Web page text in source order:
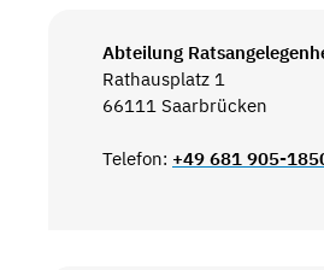
Abteilung
Rathausplatz 1
66111 Saarbrücken
Telefon: +49 681 905-